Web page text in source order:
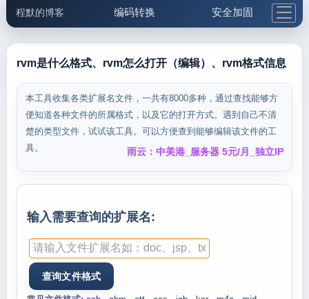
程默的博客 编码转换 安全加固
邮件工具 生活便民 更多工具
5.1支付宝大红包
rvm是什么格式、rvm怎么打开（编辑）、rvm格式信息
本工具收集各类扩展名文件，一共有8000多种，通过查找能够方
便知道各种文件的所属格式，以及它的打开方式。遇到自己不清
楚的类型文件，试试该工具。可以方便查到能够编辑该文件的工
具。
雨云：中美港_服务器 5元/月_独立IP
输入需要查询的扩展名: